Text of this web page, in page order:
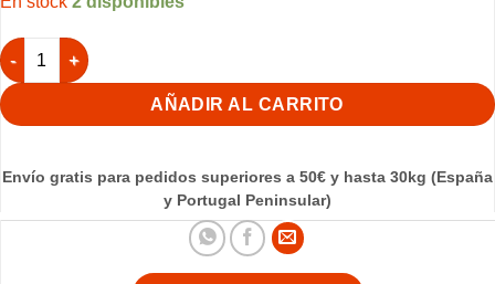
12 jaulas 58x30x36h (3 columnas y 4 filas) cantidad
AÑADIR AL CARRITO
Envío gratis para pedidos superiores a 50€ y hasta 30kg (España
y Portugal Peninsular)